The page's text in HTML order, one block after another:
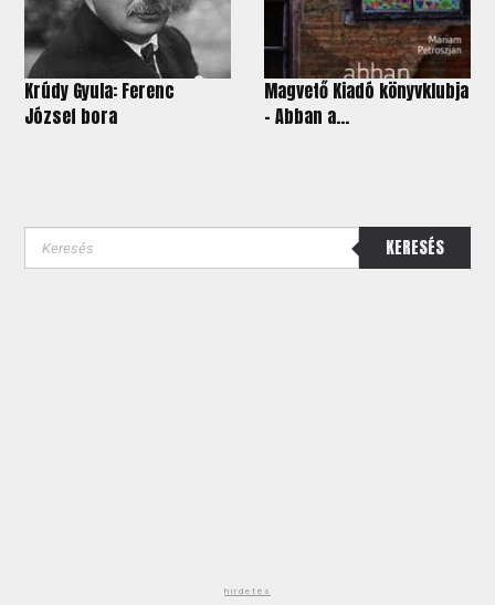
Krúdy Gyula: Ferenc
József bora
Magvető Kiadó könyvklubja
- Abban a...
KERESÉS
hirdetés